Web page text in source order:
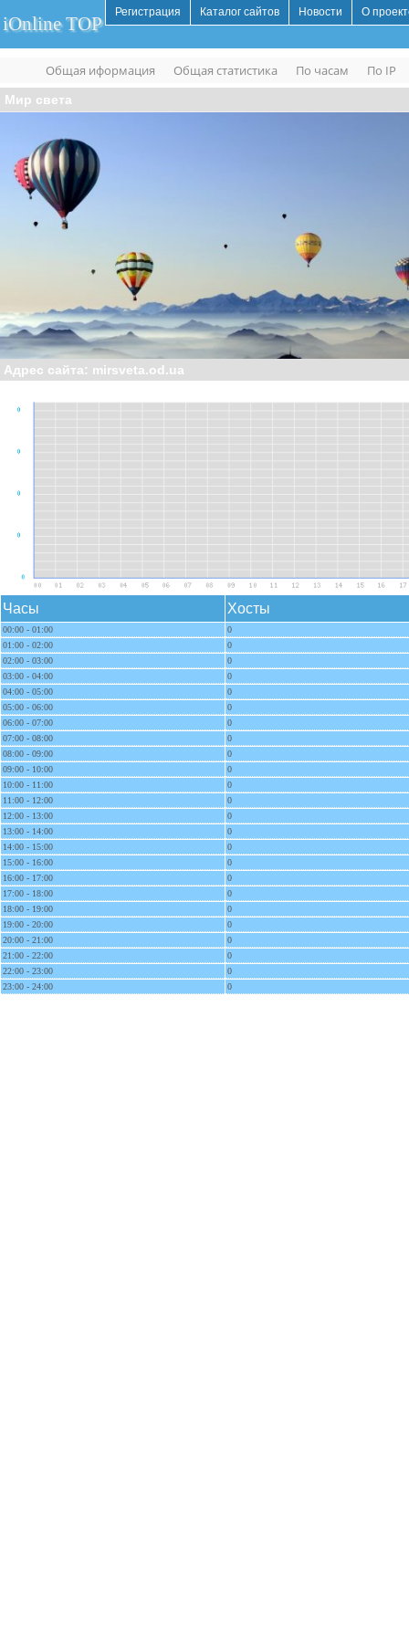
iOnline TOP
Регистрация Каталог сайтов Новости О
Общая иформация Общая статистика По часам По IP
Мир света
Адрес сайта: mirsveta.od.ua
Часы Хосты
00:00 - 01:00
0
01:00 - 02:00
0
02:00 - 03:00
0
03:00 - 04:00
0
04:00 - 05:00
0
05:00 - 06:00
0
06:00 - 07:00
0
07:00 - 08:00
0
08:00 - 09:00
0
09:00 - 10:00
0
10:00 - 11:00
0
11:00 - 12:00
0
12:00 - 13:00
0
13:00 - 14:00
0
14:00 - 15:00
0
15:00 - 16:00
0
16:00 - 17:00
0
17:00 - 18:00
0
18:00 - 19:00
0
19:00 - 20:00
0
20:00 - 21:00
0
21:00 - 22:00
0
22:00 - 23:00
0
23:00 - 24:00
0